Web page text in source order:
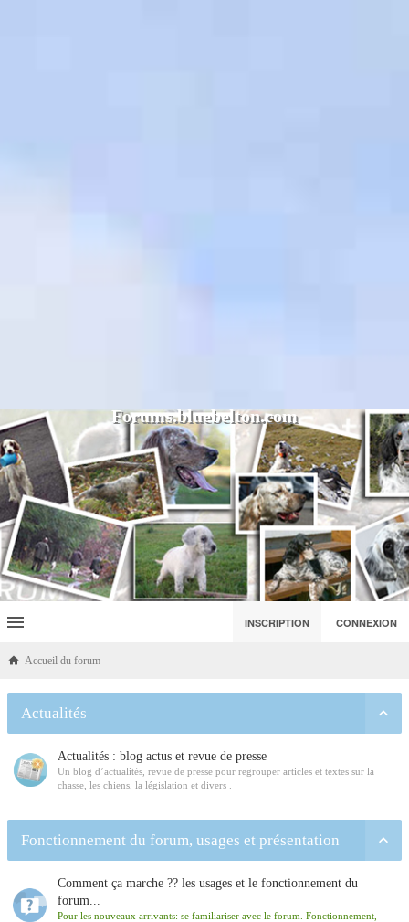
Forums.bluebelton.com
INSCRIPTION CONNEXION
Accueil du forum
Actualités
Actualités : blog actus et revue de presse
Un blog d’actualités, revue de presse pour regrouper articles et textes sur la
chasse, les chiens, la législation et divers .
Fonctionnement du forum, usages et présentation
Comment ça marche ?? les usages et le fonctionnement du
forum...
Pour les nouveaux arrivants: se familiariser avec le forum. Fonctionnement,